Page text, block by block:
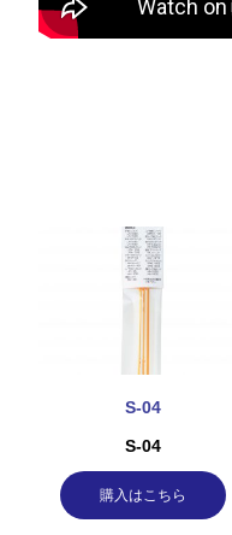
S-04
S-04
購入はこちら